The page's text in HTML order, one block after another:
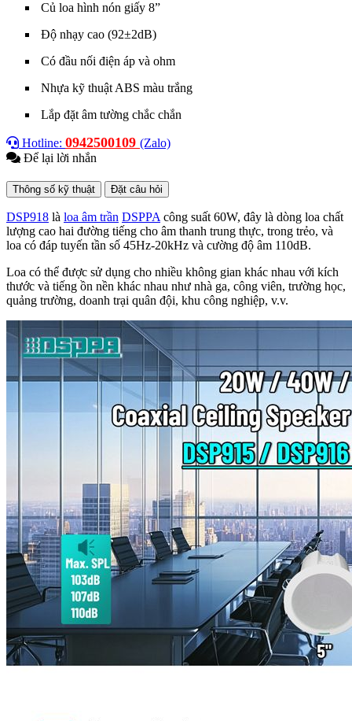
Củ loa hình nón giấy 8”
Độ nhạy cao (92±2dB)
Có đầu nối điện áp và ohm
Nhựa kỹ thuật ABS màu trắng
Lắp đặt âm tường chắc chắn
Hotline: 0942500109 (Zalo)
Để lại lời nhắn
Thông số kỹ thuật Đặt câu hỏi
DSP918 là loa âm trần DSPPA công suất 60W, đây là dòng loa chất
lượng cao hai đường tiếng cho âm thanh trung thực, trong trẻo, và
loa có đáp tuyến tần số 45Hz-20kHz và cường độ âm 110dB.
Loa có thể được sử dụng cho nhiều không gian khác nhau với kích
thước và tiếng ồn nền khác nhau như nhà ga, công viên, trường học,
quảng trường, doanh trại quân đội, khu công nghiệp, v.v.